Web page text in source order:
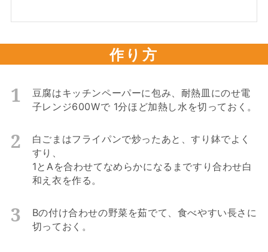
作り方
豆腐はキッチンペーパーに包み、耐熱皿にのせ電
子レンジ600Wで 1分ほど加熱し水を切っておく。
白ごまはフライパンで炒ったあと、すり鉢でよく
すり、
1とAを合わせてなめらかになるまですり合わせ白
和え衣を作る。
Bの付け合わせの野菜を茹でて、食べやすい長さに
切っておく。